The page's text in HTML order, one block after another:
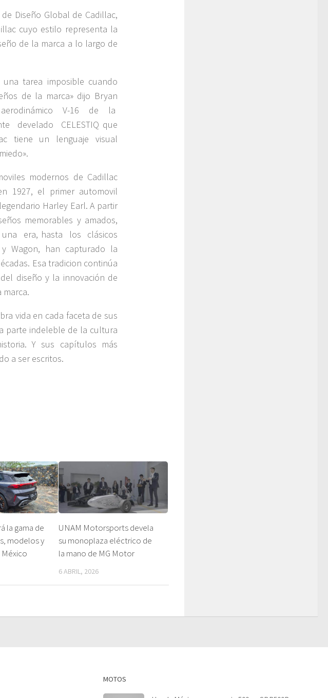
Diseño Global de Cadillac,
cuyo estilo representa la
de la marca a lo largo de
tarea imposible cuando
de la marca» dijo Bryan
aerodinámico V-16 de la
develado CELESTIQ que
tiene un lenguaje visual
modernos de Cadillac
1927, el primer automovil
Harley Earl. A partir
memorables y amados,
era, hasta los clásicos
y Wagon, han capturado la
Esa tradicion continúa
diseño y la innovación de
marca.
vida en cada faceta de sus
parte indeleble de la cultura
Y sus capítulos más
a ser escritos.
la gama de
modelos y
UNAM Motorsports devela
su monoplaza eléctrico de
la mano de MG Motor
6 ABRIL, 2026
MOTOS